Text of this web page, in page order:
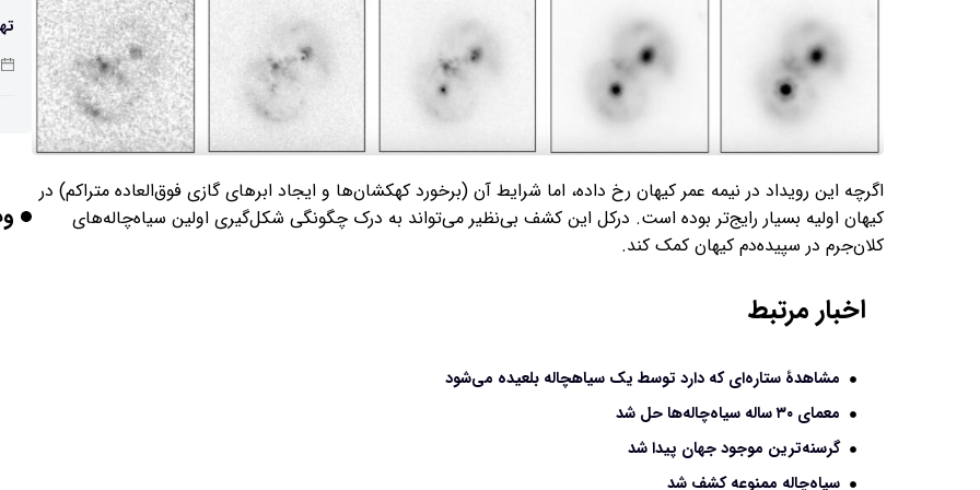
اگرچه این رویداد در نیمه عمر کیهان رخ داده، اما شرایط آن (برخورد کهکشان‌ها و ایجاد ابرهای گازی فوق‌العاده متراکم) در
کیهان اولیه بسیار رایج‌تر بوده است. درکل این کشف بی‌نظیر می‌تواند به درک چگونگی شکل‌گیری اولین سیاه‌چاله‌های
کلان‌جرم در سپیده‌دم کیهان کمک کند.
اخبار مرتبط
مشاهدۀ ستاره‌ای که دارد توسط یک سیاهچاله بلعیده می‌شود
معمای ۳۰ ساله سیاه‌چاله‌ها حل شد
گرسنه‌ترین موجود جهان پیدا شد
سیاه‌چاله ممنوعه کشف شد